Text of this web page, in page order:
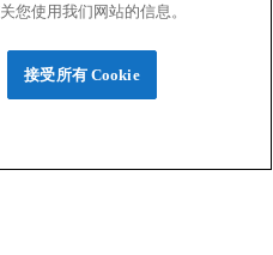
您使用我们网站的信息。
接受所有 Cookie